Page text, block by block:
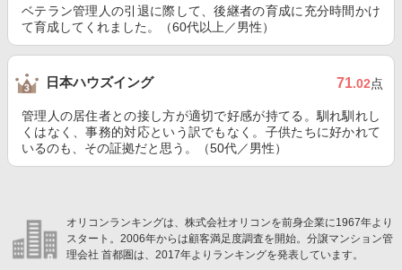
ベテラン管理人の引退に際して、後継者の育成に充分時間かけ
て育成してくれました。（60代以上／男性）
日本ハウズイング 71.02点
管理人の居住者との接し方が適切で好感が持てる。馴れ馴れし
くはなく、事務的対応という訳でもなく。子供たちに好かれて
いるのも、その証拠だと思う。（50代／男性）
オリコンランキングは、株式会社オリコンを前身企業に1967年より
スタート。2006年からは顧客満足度調査を開始。分譲マンション管
理会社 首都圏は、2017年よりランキングを発表しています。